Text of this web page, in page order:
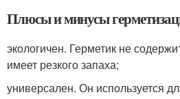
Плюсы и минусы
экологичен. Герметик не
имеет резкого запаха;
универсален. Он используется